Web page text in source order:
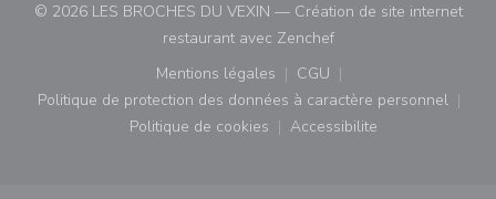
© 2026 LES BROCHES DU VEXIN — Création de site internet
restaurant avec Zenchef((ouvre une nouvelle
Mentions légales
((ouvre une nouvelle fenêtre))
CGU
((ouvre une nouvelle
Politique de protection des données à caractère personnel
((ouvre une nouvelle fenêtre))
Politique de cookies
((ouvre une nouvelle fenêtre))
Accessibilite
((ouvre une nouvelle